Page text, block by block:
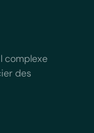
complexe
des